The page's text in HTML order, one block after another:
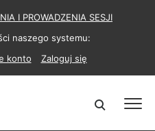
I PROWADZENIA SESJI
naszego systemu:
konto
Zaloguj się